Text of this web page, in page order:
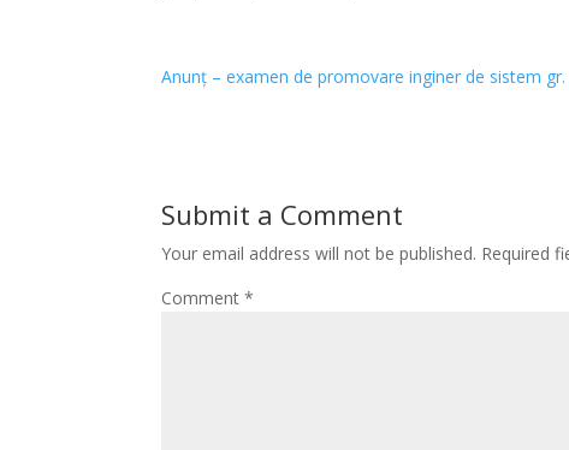
Anunț – examen de promovare inginer de sistem gr.
Submit a Comment
Your email address will not be published. Required
Comment*